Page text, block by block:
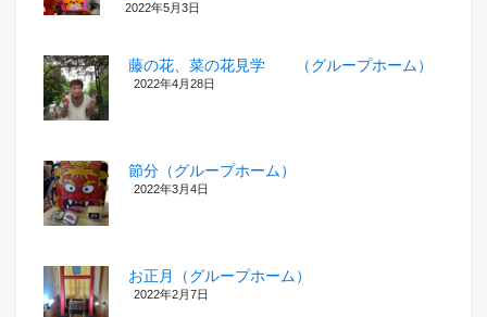
2022年5月3日
藤の花、菜の花見学 （グループホーム）
2022年4月28日
節分（グループホーム）
2022年3月4日
お正月（グループホーム）
2022年2月7日